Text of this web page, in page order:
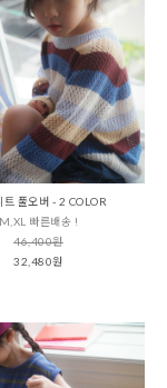
트 풀오버 - 2 COLOR
M,XL 빠른배송 !
46,400원
32,480원